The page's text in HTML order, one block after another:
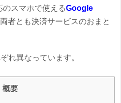
のスマホで使えるGoogle
者とも決済サービスのおまと
れ異なっています。
概要